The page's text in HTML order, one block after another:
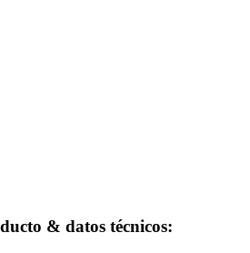
& datos técnicos: